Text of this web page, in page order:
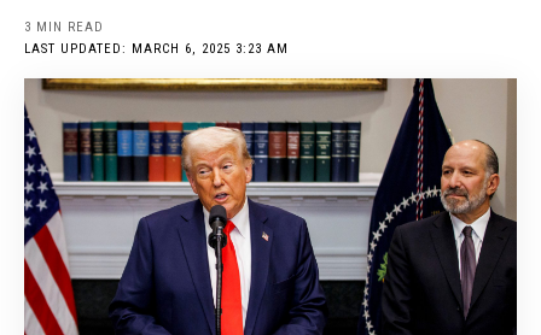
LAST UPDATED: MARCH 6, 2025 3:23 AM
3 MIN READ